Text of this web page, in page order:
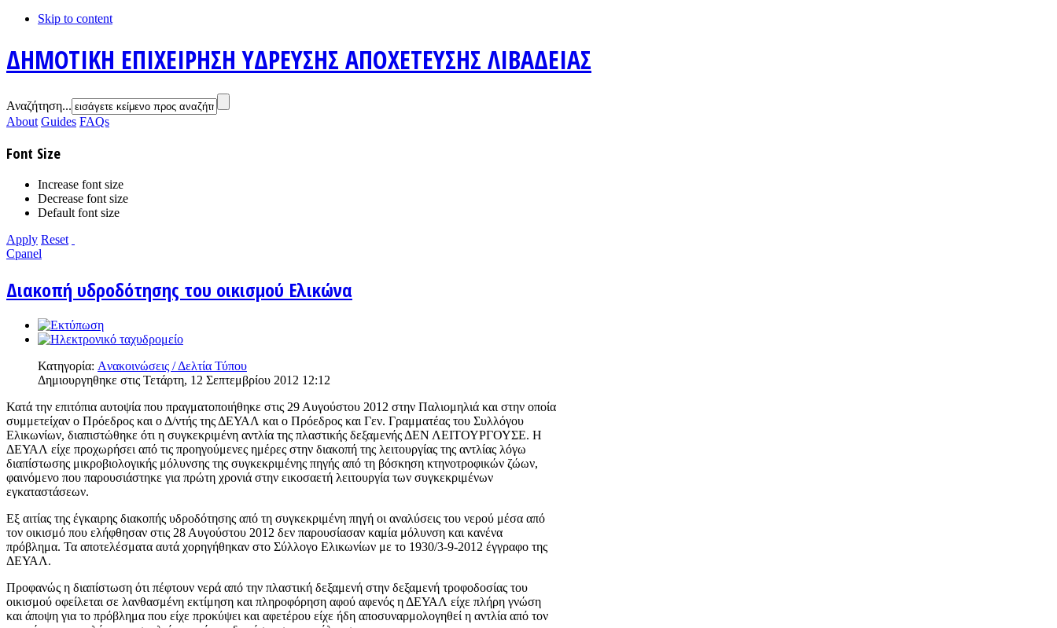
Skip to content
ΔΗΜΟΤΙΚΗ ΕΠΙΧΕΙΡΗΣΗ ΥΔΡΕΥΣΗΣ ΑΠΟΧΕΤΕΥΣΗΣ ΛΙΒΑΔΕΙΑΣ
Αναζήτηση...
About Guides FAQs
Font Size
Increase font size
Decrease font size
Default font size
Apply Reset
Cpanel
Διακοπή υδροδότησης του οικισμού Ελικώνα
Κατηγορία: Aνακοινώσεις / Δελτία Τύπου
Δημιουργηθηκε στις Τετάρτη, 12 Σεπτεμβρίου 2012 12:12
Κατά την επιτόπια αυτοψία που πραγματοποιήθηκε στις 29 Αυγούστου 2012 στην Παλιομηλιά και στην οποία
συμμετείχαν ο Πρόεδρος και ο Δ/ντής της ΔΕΥΑΛ και ο Πρόεδρος και Γεν. Γραμματέας του Συλλόγου
Ελικωνίων, διαπιστώθηκε ότι η συγκεκριμένη αντλία της πλαστικής δεξαμενής ΔΕΝ ΛΕΙΤΟΥΡΓΟΥΣΕ. Η
ΔΕΥΑΛ είχε προχωρήσει από τις προηγούμενες ημέρες στην διακοπή της λειτουργίας της αντλίας λόγω
διαπίστωσης μικροβιολογικής μόλυνσης της συγκεκριμένης πηγής από τη βόσκηση κτηνοτροφικών ζώων,
φαινόμενο που παρουσιάστηκε για πρώτη χρονιά στην εικοσαετή λειτουργία των συγκεκριμένων
εγκαταστάσεων.
Εξ αιτίας της έγκαιρης διακοπής υδροδότησης από τη συγκεκριμένη πηγή οι αναλύσεις του νερού μέσα από
τον οικισμό που ελήφθησαν στις 28 Αυγούστου 2012 δεν παρουσίασαν καμία μόλυνση και κανένα
πρόβλημα. Τα αποτελέσματα αυτά χορηγήθηκαν στο Σύλλογο Ελικωνίων με το 1930/3-9-2012 έγγραφο της
ΔΕΥΑΛ.
Προφανώς η διαπίστωση ότι πέφτουν νερά από την πλαστική δεξαμενή στην δεξαμενή τροφοδοσίας του
οικισμού οφείλεται σε λανθασμένη εκτίμηση και πληροφόρηση αφού αφενός η ΔΕΥΑΛ είχε πλήρη γνώση
και άποψη για το πρόβλημα που είχε προκύψει και αφετέρου είχε ήδη αποσυναρμολογηθεί η αντλία από τον